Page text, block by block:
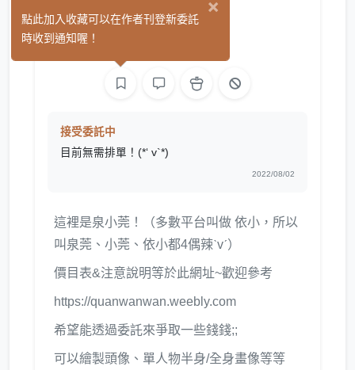
泉小莞
接受委託中
目前無需排單！(*‘ v`*)
2022/08/02
這裡是泉小莞！（多數平台叫做 依小，所以
叫泉莞、小莞、依小都4偶辣ˋvˊ）
價目表&注意說明等於此網址~歡迎參考
https://quanwanwan.weebly.com
希望能透過委託來爭取一些錢錢;;
可以繪製頭像、單人物半身/全身畫像等等
×
點此加入收藏可以在作者刊登新委託
時收到通知喔！